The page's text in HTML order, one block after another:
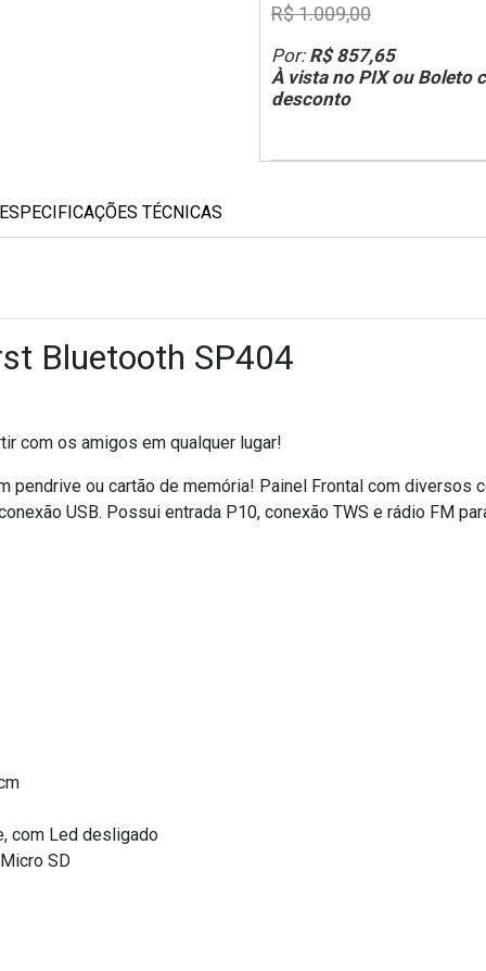
Por: R$ 857,65
À vista no PIX ou Boleto
desconto
R$ 1.009,00
ESPECIFICAÇÕES TÉCNICAS
Bluetooth SP404
com os amigos em qualquer lugar!
ou cartão de memória! Painel Frontal com diversos
USB. Possui entrada P10, conexão TWS e rádio FM
com Led desligado
SD